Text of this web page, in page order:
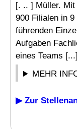
[. .. ] Müller. Mit
900 Filialen in
führenden
Aufgaben
eines Teams [...]
MEHR
▶ Zur